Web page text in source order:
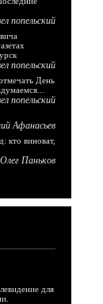
попельский
попельский
День
попельский
Афанасьев
кто виноват,
Олег Паньков
для